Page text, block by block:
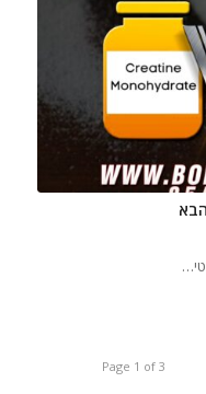
Page 1 of 3